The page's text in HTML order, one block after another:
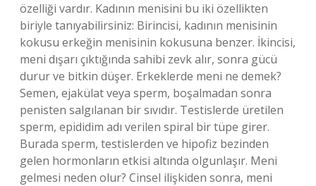
özelliği vardır. Kadının menisini bu iki özellikten
biriyle tanıyabilirsiniz: Birincisi, kadının menisinin
kokusu erkeğin menisinin kokusuna benzer. İkincisi,
meni dışarı çıktığında sahibi zevk alır, sonra gücü
durur ve bitkin düşer. Erkeklerde meni ne demek?
Semen, ejakülat veya sperm, boşalmadan sonra
penisten salgılanan bir sıvıdır. Testislerde üretilen
sperm, epididim adı verilen spiral bir tüpe girer.
Burada sperm, testislerden ve hipofiz bezinden
gelen hormonların etkisi altında olgunlaşır. Meni
gelmesi neden olur? Cinsel ilişkiden sonra, meni